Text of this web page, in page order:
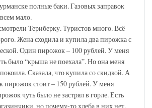
полные баки. Газовых заправок
мало.
Териберку. Туристов много. Всё
Жена сходила и купила два пирожка с
Один пирожок – 100 рублей. У меня
было “крыша не поехала”. Но она меня
Сказала, что купила со скидкой. А
пирожок стоит – 150 рублей. У меня
чуть было не застрял в горле. Есть
но почему-то хлеба в них нет.